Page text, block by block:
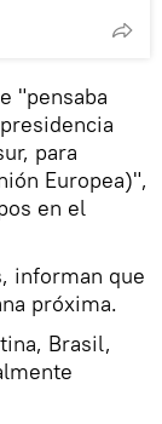
"pensaba
para
Europea)",
en el
informan que
próxima.
Brasil,